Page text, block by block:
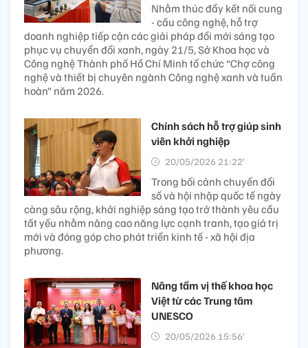
Nhằm thúc đẩy kết nối cung
- cầu công nghệ, hỗ trợ
doanh nghiệp tiếp cận các giải pháp đổi mới sáng tạo
phục vụ chuyển đổi xanh, ngày 21/5, Sở Khoa học và
Công nghệ Thành phố Hồ Chí Minh tổ chức “Chợ công
nghệ và thiết bị chuyên ngành Công nghệ xanh và tuần
hoàn” năm 2026.
Chính sách hỗ trợ giúp sinh
viên khởi nghiệp
20/05/2026 21:22’
Trong bối cảnh chuyển đổi
số và hội nhập quốc tế ngày
càng sâu rộng, khởi nghiệp sáng tạo trở thành yêu cầu
tất yếu nhằm nâng cao năng lực cạnh tranh, tạo giá trị
mới và đóng góp cho phát triển kinh tế - xã hội địa
phương.
Nâng tầm vị thế khoa học
Việt từ các Trung tâm
UNESCO
20/05/2026 15:56’